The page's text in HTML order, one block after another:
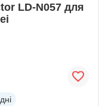
LD-N057 для